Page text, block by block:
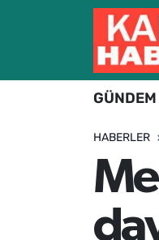
GÜNDEM
HABERLER
Hava Durumu
Trafik Durumu
Süper Lig Puan
Tüm Manşetler
Son Dakika